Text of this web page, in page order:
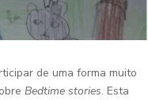
de uma forma muito
Bedtime stories. Esta